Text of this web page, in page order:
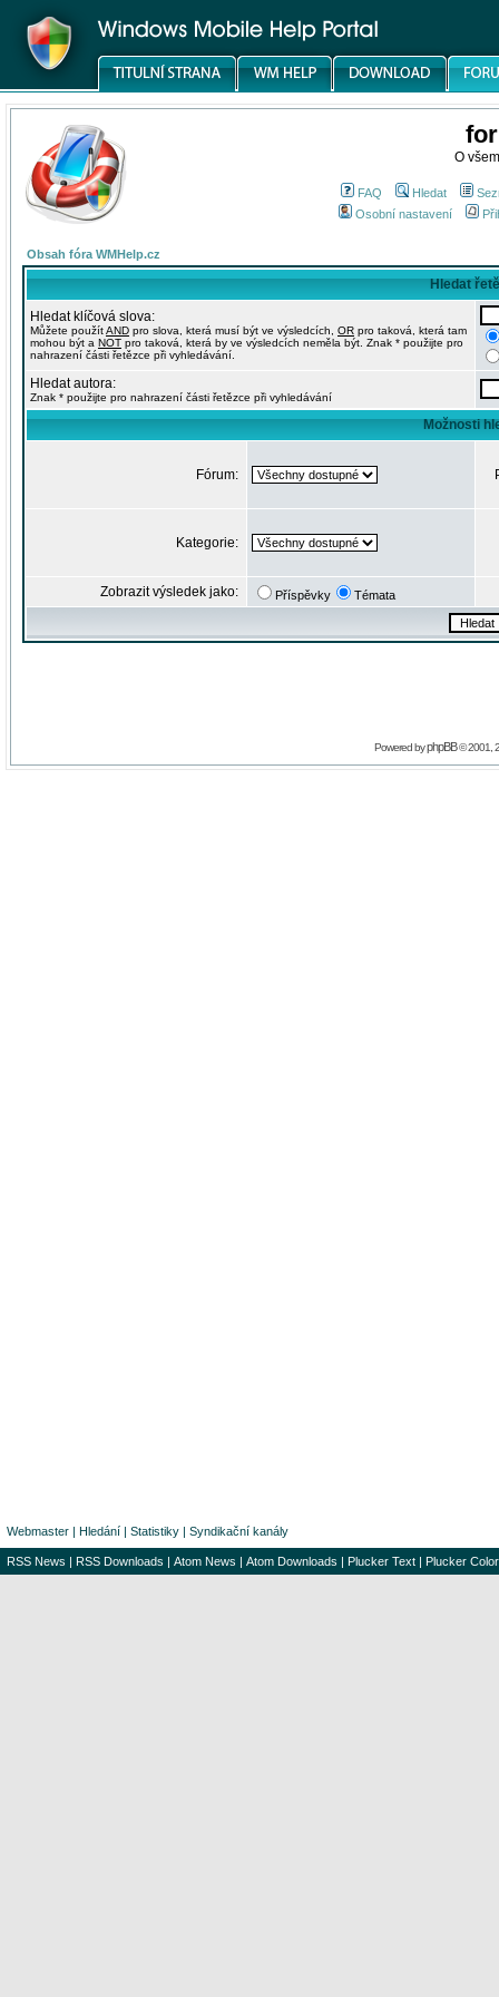
O
FAQ Hledat
Osobní nastavení
Obsah fóra WMHelp.cz
Hledat
Hledat klíčová slova:
Můžete použítAND pro slova, která musí být ve výsledcích, OR pro taková, která tam
mohou být a NOT pro taková, která by ve výsledcích neměla být. Znak * použijte pro
nahrazení části řetězce při vyhledávání.
Hledat autora:
Znak * použijte pro nahrazení části řetězce při vyhledávání
Možnosti
Fórum:
Kategorie:
Zobrazit výsledek jako: Příspěvky Témata
Powered byphpBB© 2001,
Webmaster | Hledání | Statistiky | Syndikační kanály
RSS News | RSS Downloads | Atom News | Atom Downloads | Plucker Text | Plucker Color